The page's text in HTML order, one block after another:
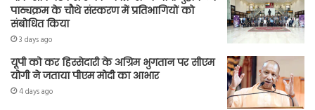
पाठ्यक्रम के चौथे संस्करण में प्रतिभागियों को
संबोधित किया
3 days ago
यूपी को कर हिस्सेदारी के अग्रिम भुगतान पर सीएम
योगी ने जताया पीएम मोदी का आभार
4 days ago